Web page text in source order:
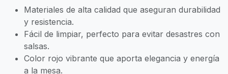
Materiales de alta calidad que aseguran durabilidad
y resistencia.
Fácil de limpiar, perfecto para evitar desastres con
salsas.
Color rojo vibrante que aporta elegancia y energía
a la mesa.